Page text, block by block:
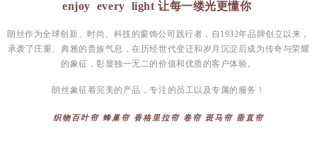
enjoy every light 让每一缕光更懂你
朗丝作为全球创新、时尚、科技的窗饰公司践行者，自1932年品牌创立以来，
承袭了 庄重、典雅的贵族气息，在历经世代变迁和岁月沉淀后成为传奇与荣耀
的象征，彰显独一无二的价值和优质的客户体验。
朗丝象征着完美的产品，专注的员工以及专属的服务！
织物百叶帘 蜂巢帘 香格里拉帘 卷帘 斑马帘 垂直帘